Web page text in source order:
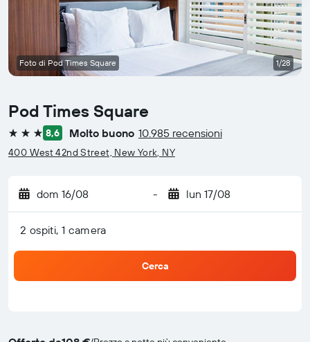
Pod Times Square
3 stelle 8,6 Molto buono 10.985 recensioni
400 West 42nd Street, New York, NY
dom 16/08 - lun 17/08
2 ospiti, 1 camera
Cerca
Foto di Pod Times Square 1/28